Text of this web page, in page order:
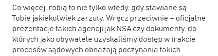
Co więcej, robią to nie tylko wtedy, gdy stawiane są
Tobie jakiekolwiek zarzuty. Wręcz przeciwnie – oficjalne
prezentacje takich agencji jak NSA czy dokumenty, do
których jako obywatele uzyskaliśmy dostęp w trakcie
procesów sądowych obnażają poczynania takich